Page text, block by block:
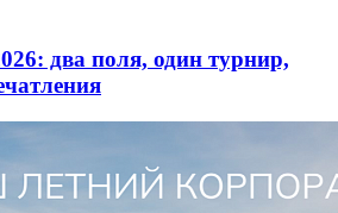
два поля, один турнир,